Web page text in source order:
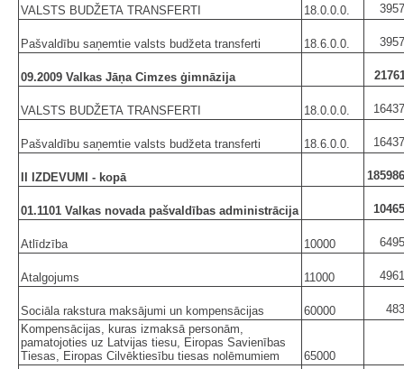
VALSTS BUDŽETA TRANSFERTI 18.0.0.0.
Pašvaldību saņemtie valsts budžeta transferti 18.6.0.0.
09.2009 Valkas Jāņa Cimzes ģimnāzija
VALSTS BUDŽETA TRANSFERTI 18.0.0.0.
Pašvaldību saņemtie valsts budžeta transferti 18.6.0.0.
II IZDEVUMI - kopā
01.1101 Valkas novada pašvaldības administrācija
Atlīdzība 10000
Atalgojums 11000
Sociāla rakstura maksājumi un kompensācijas 60000
Kompensācijas, kuras izmaksā personām,
pamatojoties uz Latvijas tiesu, Eiropas Savienības
Tiesas, Eiropas Cilvēktiesību tiesas nolēmumiem
65000